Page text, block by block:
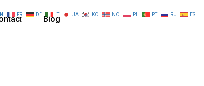
Blog
FR DE IT JA KO NO PL PT RU ES